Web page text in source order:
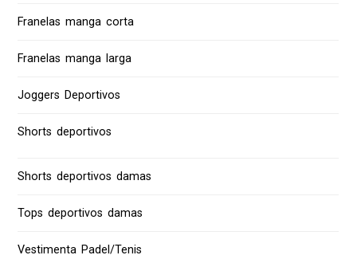
Franelas manga corta
Franelas manga larga
Joggers Deportivos
Shorts deportivos
Shorts deportivos damas
Tops deportivos damas
Vestimenta Padel/Tenis